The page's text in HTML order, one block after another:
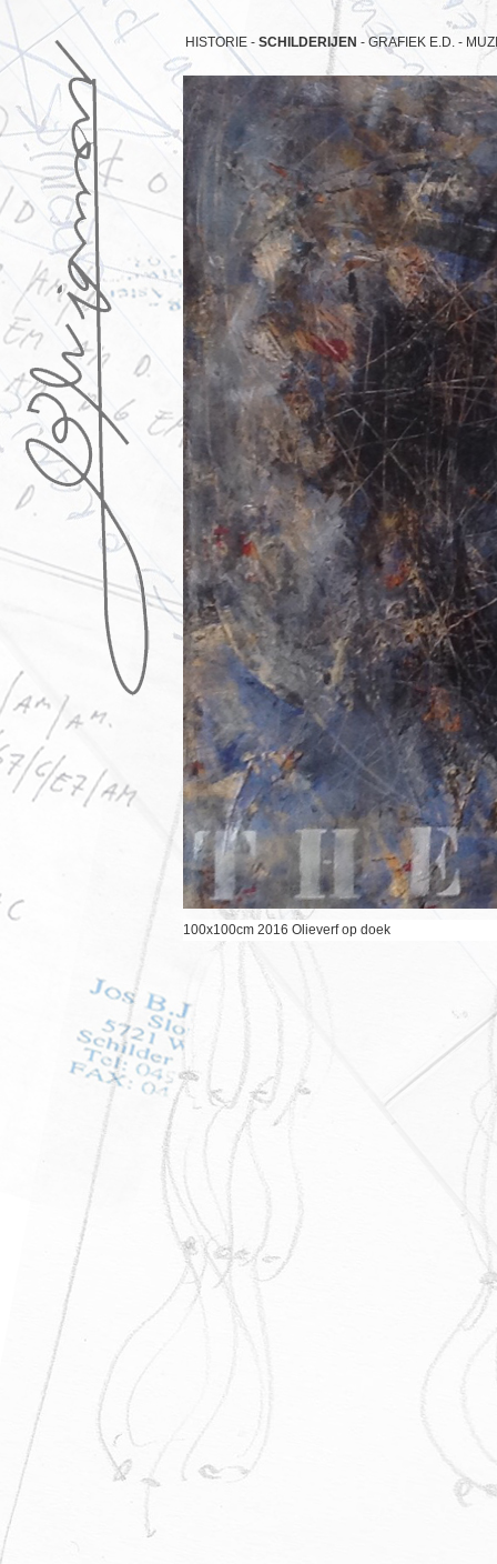
100x100cm 2016 Olieverf op doek
HISTORIE - SCHILDERIJEN - GRAFIEK E.D. -